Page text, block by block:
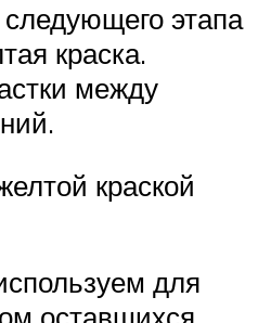
этапа
краска.
между
краской
для